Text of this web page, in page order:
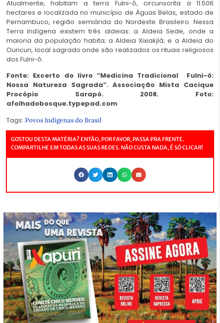
Atualmente, habitam a terra Fulni-ô, circunscrita a 11.506
hectares e localizada no município de Águas Belas, estado de
Pernambuco, região semiárida do Nordeste Brasileiro. Nessa
Terra Indígena existem três aldeias: a Aldeia Sede, onde a
maioria da população habita; a Aldeia Xixiakjlá; e a Aldeia do
Ouricuri, local sagrado onde são realizados os rituais religiosos
dos Fulni-ô.
Fonte: Excerto do livro “Medicina Tradicional Fulni-ô:
Nossa Natureza Sagrada”. Associação Mista Cacique
Procópio Sarapó. 2008. Foto:
afolhadobosque.typepad.com
Tags: Povos Indígenas do Brasil
GOSTOU DESTA MATÉRIA? ENTÃO, POR FAVOR, PASSA PRA FRENTE.
COMPARTILHE EM TODAS AS SUAS REDES. NÃO CUSTA NADA, É SÓ CLICAR!